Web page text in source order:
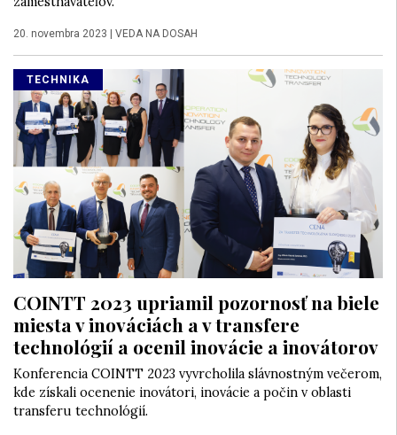
20. novembra 2023 | VEDA NA DOSAH
TECHNIKA
COINTT 2023 upriamil pozornosť na biele
miesta v inováciách a v transfere
technológií a ocenil inovácie a inovátorov
Konferencia COINTT 2023 vyvrcholila slávnostným večerom,
kde získali ocenenie inovátori, inovácie a počin v oblasti
transferu technológií.